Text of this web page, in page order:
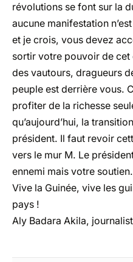
révolutions se font sur la
aucune manifestation
et je crois, vous devez
sortir votre pouvoir de
des vautours, dragueurs
peuple est derrière vous.
profiter de la richesse
qu’aujourd’hui, la
président. Il faut revoir
vers le mur M. Le
ennemi mais votre soutien.
Vive la Guinée, vive les
pays !
Aly Badara Akila,